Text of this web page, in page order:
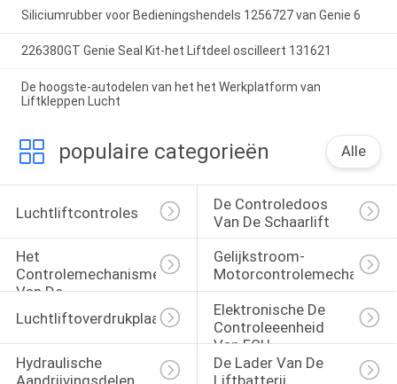
Siliciumrubber voor Bedieningshendels 1256727 van Genie 6
226380GT Genie Seal Kit-het Liftdeel oscilleert 131621
De hoogste-autodelen van het het Werkplatform van
Liftkleppen Lucht
populaire categorieën Alle
Luchtliftcontroles
De Controledoos
Van De Schaarlift
Het
Controlemechanisme
Van De
Asbedieningshendel
Gelijkstroom-
Motorcontrolemechanisme
Luchtliftoverdrukplaatje
Elektronische De
Controleeenheid
Van ECU
Hydraulische
Aandrijvingsdelen
De Lader Van De
Liftbatterij